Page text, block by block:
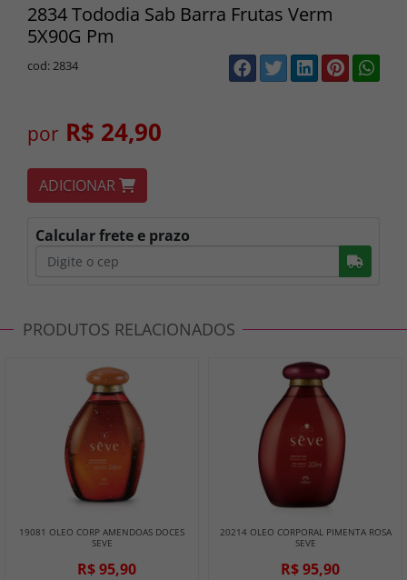
2834 Tododia Sab Barra Frutas Verm
5X90G Pm
cod: 2834
por R$ 24,90
ADICIONAR
Calcular frete e prazo
PRODUTOS RELACIONADOS
19081 OLEO CORP AMENDOAS DOCES
SEVE
R$ 95,90
20214 OLEO CORPORAL PIMENTA ROSA
SEVE
R$ 95,90